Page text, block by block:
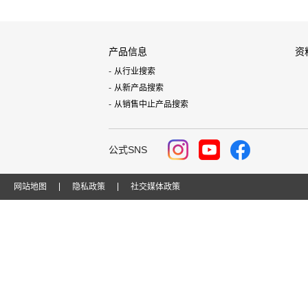
产品信息
从行业搜索
从新产品搜索
从销售中止产品搜索
资
公式SNS
网站地图 隐私政策 社交媒体政策